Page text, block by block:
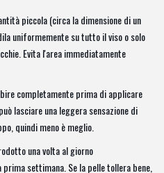
piccola (circa la dimensione di un
uniformemente su tutto il viso o solo
Evita l'area immediatamente
completamente prima di applicare
lasciare una leggera sensazione di
quindi meno è meglio.
una volta al giorno
settimana. Se la pelle tollera bene,